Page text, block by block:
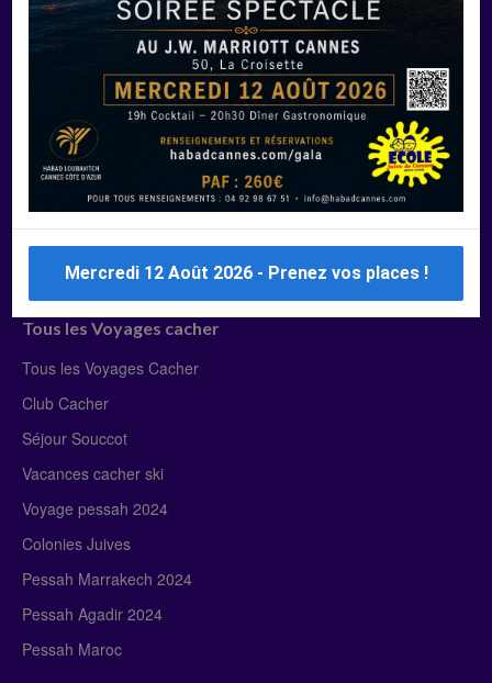
Manger Cacher
Liste des restaurants cacher
Restaurants cacher à Paris
Restaurants cacher à Deauville
Restaurants cacher à Lyon
Restaurants cacher à Marseille
Restaurants cacher Dubaï
Tous les Voyages cacher
Tous les Voyages Cacher
Club Cacher
Séjour Souccot
Vacances cacher ski
Voyage pessah 2024
Colonies Juives
Pessah Marrakech 2024
Pessah Agadir 2024
Pessah Maroc
Mercredi 12 Août 2026 - Prenez vos places !